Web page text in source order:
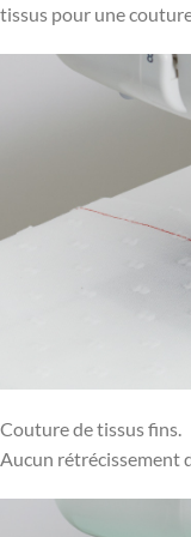
tissus pour une
Couture de tissus fins.
Aucun rétrécissement